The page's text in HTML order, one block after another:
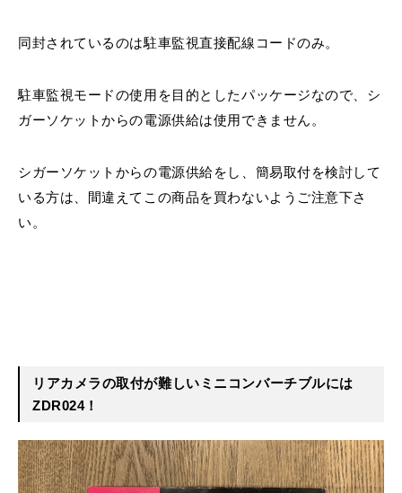
同封されているのは駐車監視直接配線コードのみ。
駐車監視モードの使用を目的としたパッケージなので、シ
ガーソケットからの電源供給は使用できません。
シガーソケットからの電源供給をし、簡易取付を検討して
いる方は、間違えてこの商品を買わないようご注意下さ
い。
リアカメラの取付が難しいミニコンバーチブルには
ZDR024！